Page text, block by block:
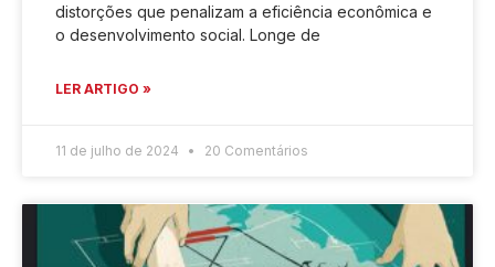
distorções que penalizam a eficiência econômica e
o desenvolvimento social. Longe de
LER ARTIGO »
11 de julho de 2024 20 Comentários